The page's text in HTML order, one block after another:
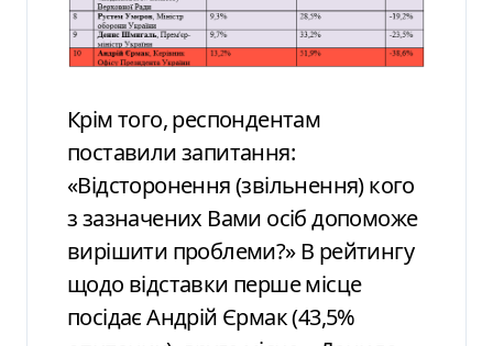
Крім того, респондентам
поставили запитання:
«Відсторонення (звільнення) кого
з зазначених Вами осіб допоможе
вирішити проблеми?» В рейтингу
щодо відставки перше місце
посідає Андрій Єрмак (43,5%